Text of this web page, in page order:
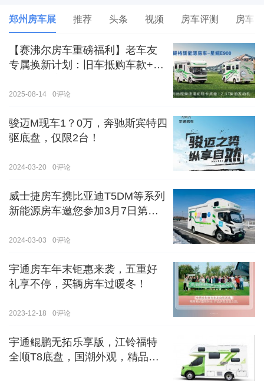
郑州房车展 推荐 头条 视频 房车评测 房车
【赛沸尔房车重磅福利】老车友
专属换新计划：旧车抵购车款+额
2025-08-14 0评论
骏迈M现车1？0万，奔驰斯宾特四
驱底盘，仅限2台！
2024-03-20 0评论
威士捷房车携比亚迪T5DM等系列
新能源房车邀您参加3月7日第八
2024-03-03 0评论
宇通房车年末钜惠来袭，五重好
礼享不停，买辆房车过暖冬！
2023-12-18 0评论
宇通鲲鹏无拓乐享版，江铃福特
全顺T8底盘，国潮外观，精品内